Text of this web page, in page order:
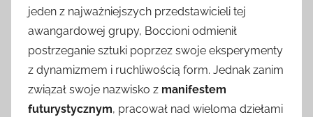
jeden z najważniejszych przedstawicieli tej
awangardowej grupy, Boccioni odmienił
postrzeganie sztuki poprzez swoje eksperymenty
z dynamizmem i ruchliwością form. Jednak zanim
związał swoje nazwisko z manifestem
futurystycznym, pracował nad wieloma dziełami